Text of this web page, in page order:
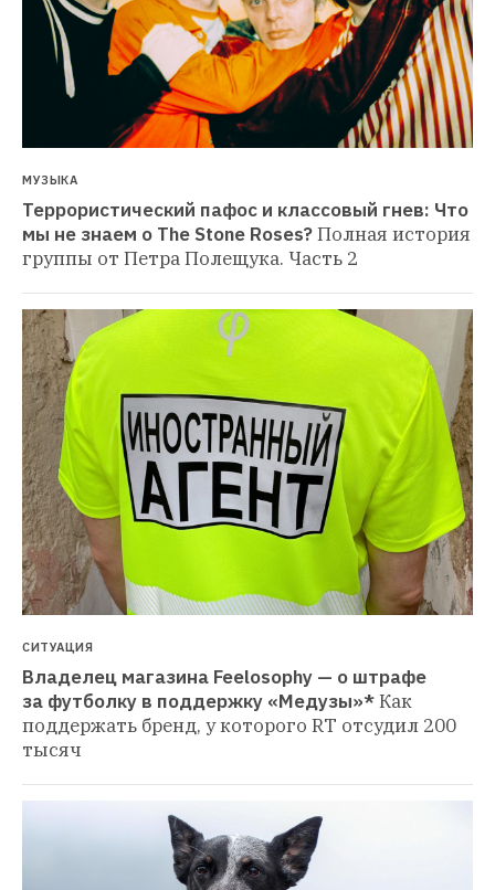
МУЗЫКА
Террористический пафос и классовый гнев: Что
мы не знаем о The Stone Roses?Полная история
группы от Петра Полещука. Часть 2
СИТУАЦИЯ
Владелец магазина Feelosophy — о штрафе
за футболку в поддержку «Медузы»*Как
поддержать бренд, у которого RT отсудил 200
тысяч